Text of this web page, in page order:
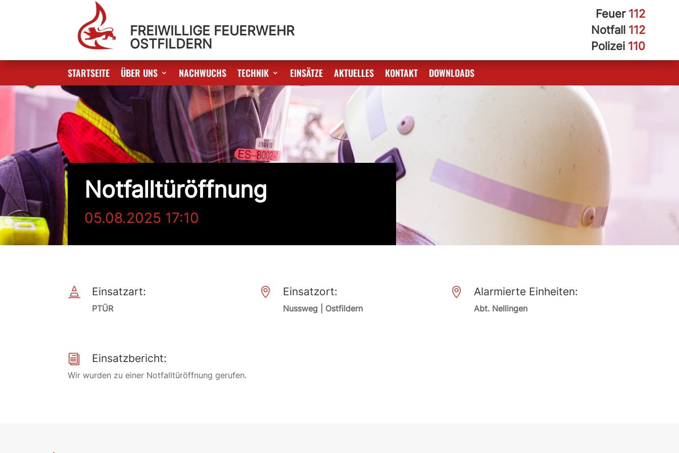
FREIWILLIGE FEUERWEHR
OSTFILDERN
Feuer 112
Notfall 112
Polizei 110
STARTSEITE ÜBER UNS NACHWUCHS TECHNIK EINSÄTZE AKTUELLES KONTAKT DOWNLOADS
Notfalltüröffnung
05.08.2025 17:10
 Einsatzart:
PTÜR
 Einsatzort:
Nussweg | Ostfildern
 Alarmierte Einheiten:
Abt. Nellingen
i Einsatzbericht:
Wir wurden zu einer Notfalltüröffnung gerufen.